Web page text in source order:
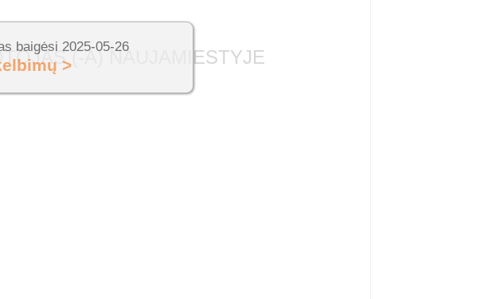
(-A) NAUJAMIESTYJE
baigėsi 2025-05-26
>